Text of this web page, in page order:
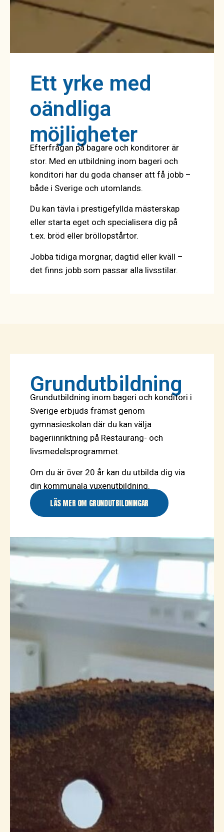
Ett yrke med
oändliga
möjligheter
Efterfrågan på bagare och konditorer är
stor. Med en utbildning inom bageri och
konditori har du goda chanser att få jobb –
både i Sverige och utomlands.
Du kan tävla i prestigefyllda mästerskap
eller starta eget och specialisera dig på
t.ex. bröd eller bröllopstårtor.
Jobba tidiga morgnar, dagtid eller kväll –
det finns jobb som passar alla livsstilar.
Grundutbildning
Grundutbildning inom bageri och konditori i
Sverige erbjuds främst genom
gymnasieskolan där du kan välja
bageriinriktning på Restaurang- och
livsmedelsprogrammet.
Om du är över 20 år kan du utbilda dig via
din kommunala vuxenutbildning.
LÄS MER OM GRUNDUTBILDNINGAR